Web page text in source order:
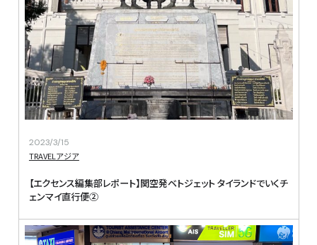
2023/3/15
TRAVELアジア
【エクセンス編集部レポート】関空発ベトジェット タイランドでいくチ
ェンマイ直行便②